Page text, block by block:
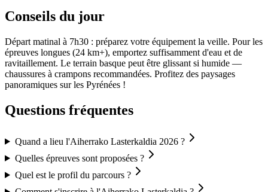
Conseils du jour
Départ matinal à 7h30 : préparez votre équipement la veille. Pour les
épreuves longues (24 km+), emportez suffisamment d'eau et de
ravitaillement. Le terrain basque peut être glissant si humide —
chaussures à crampons recommandées. Profitez des paysages
panoramiques sur les Pyrénées !
Questions fréquentes
Quand a lieu l'Aiherrako Lasterkaldia 2026 ?
Quelles épreuves sont proposées ?
Quel est le profil du parcours ?